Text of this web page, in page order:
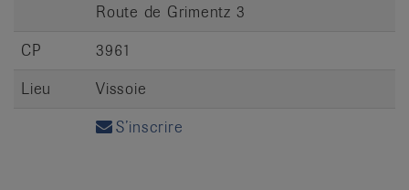
Route de Grimentz 3
CP
3961
Lieu
Vissoie
S’inscrire